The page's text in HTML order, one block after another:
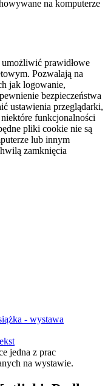
na komputerze
prawidłowe
Pozwalają na
jak logowanie,
bezpieczeństwa
ustawienia przeglądarki,
funkcjonalności
pliki cookie nie są
lub innym
zamknięcia
- wystawa